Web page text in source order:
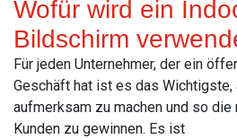
Wofür wird ein
Bildschirm
Für jeden Unternehmer, der ein
Geschäft hat ist es das
aufmerksam zu machen und so die
Kunden zu gewinnen. Es ist